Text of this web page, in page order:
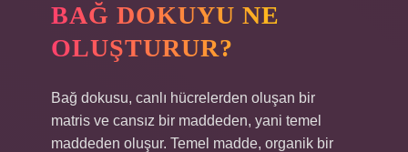
BAĞ DOKUYU NE
OLUŞTURUR?
Bağ dokusu, canlı hücrelerden oluşan bir
matris ve cansız bir maddeden, yani temel
maddeden oluşur. Temel madde, organik bir